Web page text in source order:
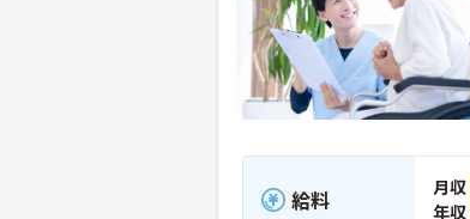
給料 月収
年収